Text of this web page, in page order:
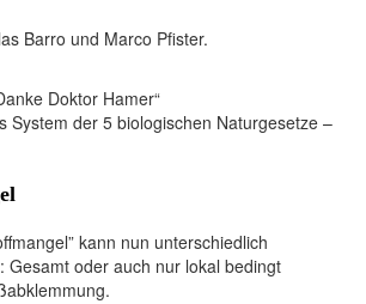
Barro und Marco Pfister.
Doktor Hamer“
System der 5 biologischen Naturgesetze –
kann nun unterschiedlich
Gesamt oder auch nur lokal bedingt